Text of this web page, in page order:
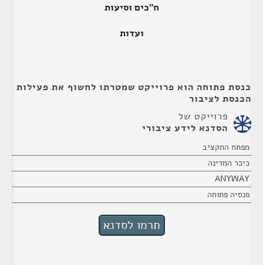
ח"כים וסיעות
ועדות
כנסת פתוחה הוא פרוייקט שמטרתו לחשוף את פעילות
הכנסת לציבור
פרוייקט של
הסדנא לידע ציבורי
מפתח התקציב
כיכר המדינה
ANYWAY
פנסיה פתוחה